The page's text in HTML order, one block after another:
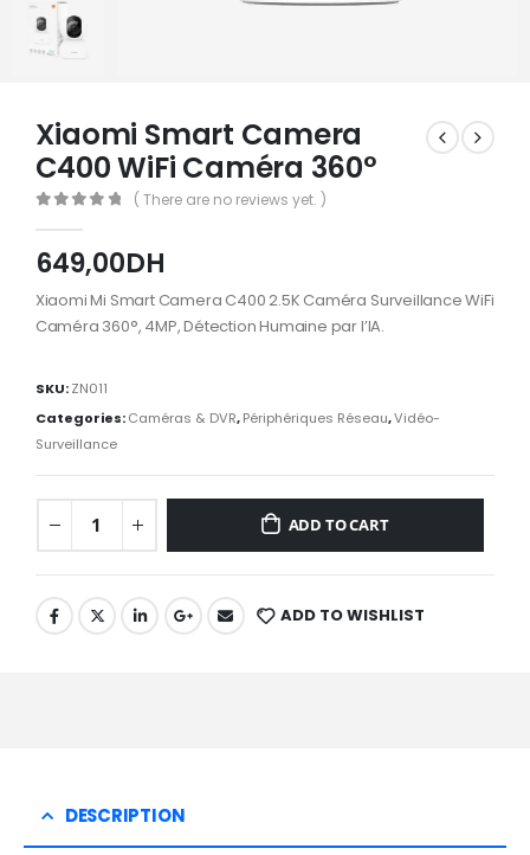
Xiaomi Smart Camera
C400 WiFi Caméra 360°
( There are no reviews yet. )
649,00DH
Xiaomi Mi Smart Camera C400 2.5K Caméra Surveillance WiFi
Caméra 360°, 4MP, Détection Humaine par l’IA.
SKU:ZN011
Categories:Caméras & DVR,Périphériques Réseau,Vidéo-
Surveillance
ADD TO CART
ADD TO WISHLIST
DESCRIPTION